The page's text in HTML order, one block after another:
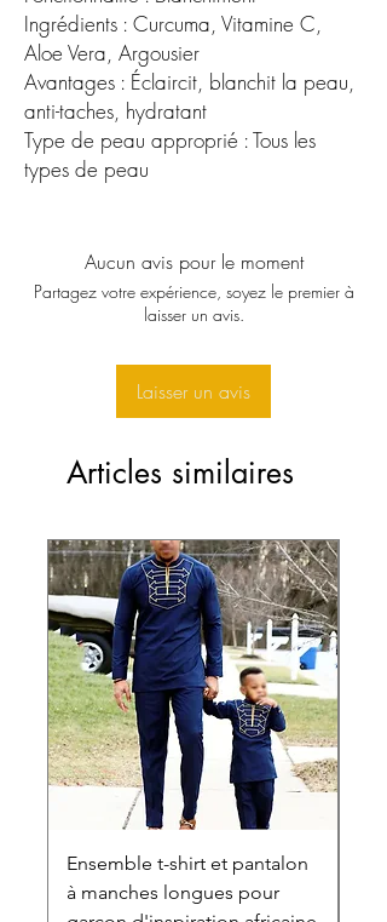
Ingrédients : Curcuma, Vitamine C,
Aloe Vera, Argousier
Avantages : Éclaircit, blanchit la peau,
anti-taches, hydratant
Type de peau approprié : Tous les
types de peau
Aucun avis pour le moment
Partagez votre expérience, soyez le premier à
laisser un avis.
Laisser un avis
Articles similaires
Ensemble t-shirt et pantalon
à manches longues pour